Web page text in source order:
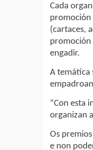
Cada
promoción
(cartaces,
promoción
engadir.
A temática
“Con esta
organizan
Os
e non